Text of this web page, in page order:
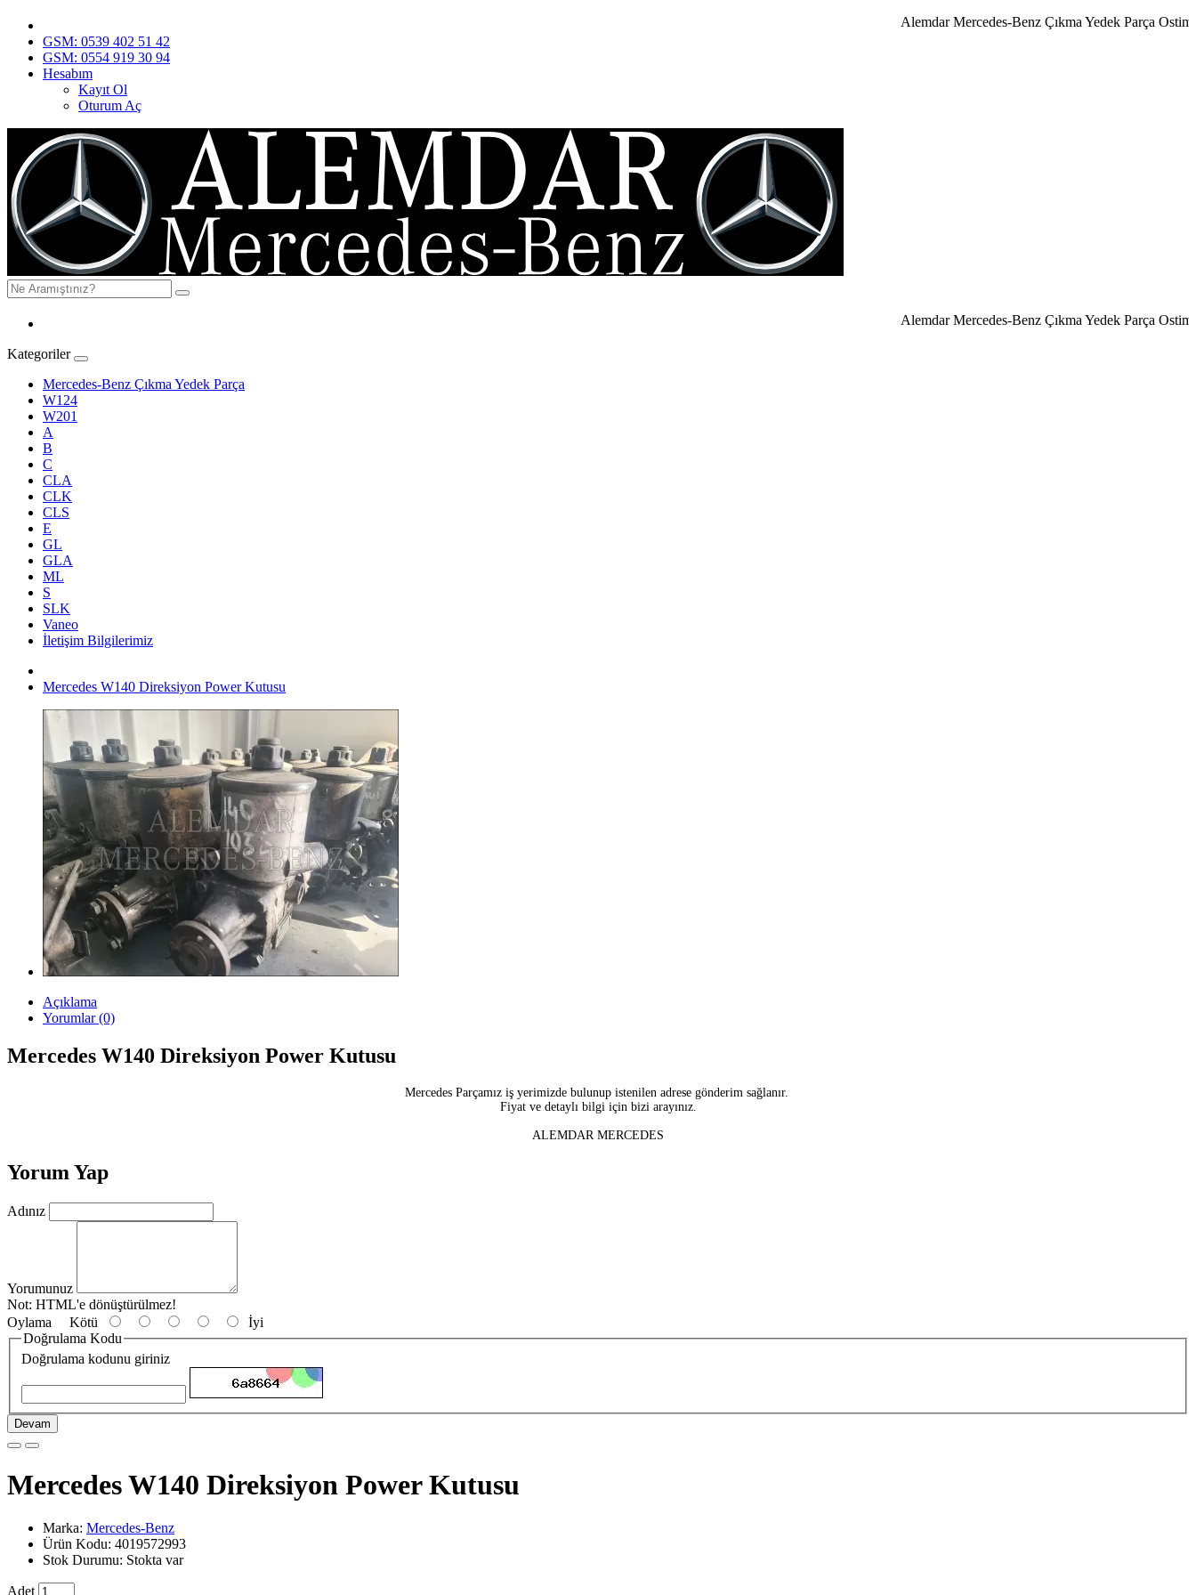
Alemdar Mercedes-Benz Çıkma Yedek Parça Ostim
GSM: 0539 402 51 42
GSM: 0554 919 30 94
Hesabım
Kayıt Ol
Oturum Aç
Alemdar Mercedes-Benz Çıkma Yedek Parça Ostim
Kategoriler
Mercedes-Benz Çıkma Yedek Parça
W124
W201
A
B
C
CLA
CLK
CLS
E
GL
GLA
ML
S
SLK
Vaneo
İletişim Bilgilerimiz
Mercedes W140 Direksiyon Power Kutusu
Açıklama
Yorumlar (0)
Mercedes W140 Direksiyon Power Kutusu
Mercedes Parçamız iş yerimizde bulunup istenilen adrese gönderim sağlanır.
Fiyat ve detaylı bilgi için bizi arayınız.
ALEMDAR MERCEDES
Yorum Yap
Adınız
Yorumunuz
Not: HTML'e dönüştürülmez!
Oylama Kötü
İyi
Doğrulama Kodu
Doğrulama kodunu giriniz
Devam
Mercedes W140 Direksiyon Power Kutusu
Marka: Mercedes-Benz
Ürün Kodu: 4019572993
Stok Durumu: Stokta var
Adet